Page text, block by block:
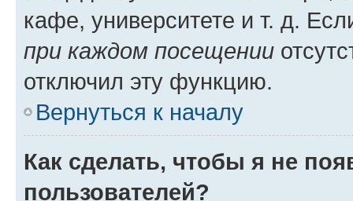
кафе, университете и т. д.
при каждом посещении
отключил эту функцию.
Вернуться к началу
Как сделать, чтобы я не
пользователей?